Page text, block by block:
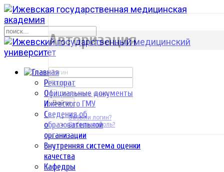
Ректорат
Официальные документы
Ижевского ГМУ
Сведения об
образовательной
организации
Внутренняя система оценки
качества
Кафедры
р
Авторизация
Запомнить меня
Войти
Забыли логин?
Забыли пароль?